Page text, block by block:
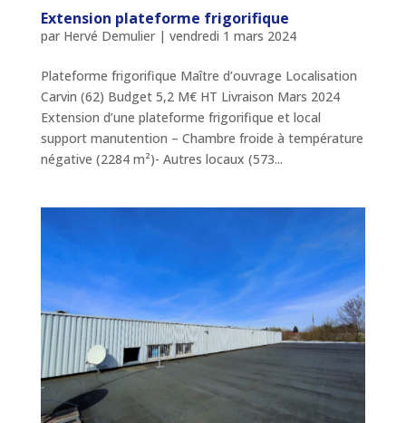
Extension plateforme frigorifique
par Hervé Demulier| vendredi 1 mars 2024
Plateforme frigorifique Maître d’ouvrage Localisation
Carvin (62) Budget 5,2 M€ HT Livraison Mars 2024
Extension d’une plateforme frigorifique et local
support manutention – Chambre froide à température
négative (2284 m²)- Autres locaux (573...